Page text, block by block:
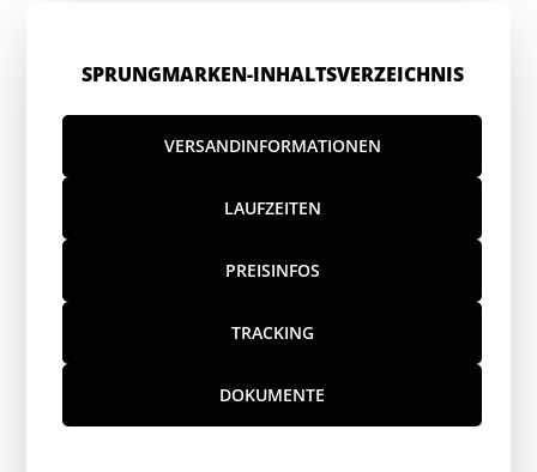
SPRUNGMARKEN-INHALTSVERZEICHNIS
VERSANDINFORMATIONEN
LAUFZEITEN
PREISINFOS
TRACKING
DOKUMENTE